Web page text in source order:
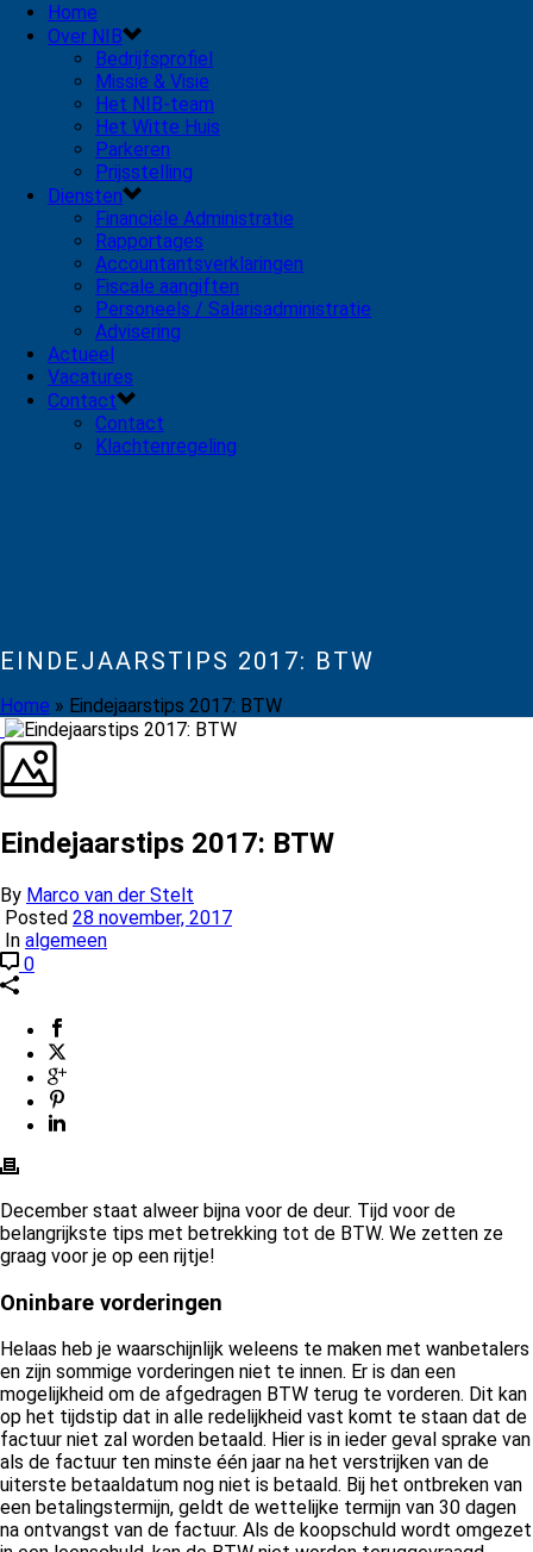
Home
Over NIB
Bedrijfsprofiel
Missie & Visie
Het NIB-team
Het Witte Huis
Parkeren
Prijsstelling
Diensten
Financiële Administratie
Rapportages
Accountantsverklaringen
Fiscale aangiften
Personeels / Salarisadministratie
Advisering
Actueel
Vacatures
Contact
Contact
Klachtenregeling
EINDEJAARSTIPS 2017: BTW
Home » Eindejaarstips 2017: BTW
Eindejaarstips 2017: BTW
By Marco van der Stelt
Posted 28 november, 2017
In algemeen
0
December staat alweer bijna voor de deur. Tijd voor de
belangrijkste tips met betrekking tot de BTW. We zetten ze
graag voor je op een rijtje!
Oninbare vorderingen
Helaas heb je waarschijnlijk weleens te maken met wanbetalers
en zijn sommige vorderingen niet te innen. Er is dan een
mogelijkheid om de afgedragen BTW terug te vorderen. Dit kan
op het tijdstip dat in alle redelijkheid vast komt te staan dat de
factuur niet zal worden betaald. Hier is in ieder geval sprake van
als de factuur ten minste één jaar na het verstrijken van de
uiterste betaaldatum nog niet is betaald. Bij het ontbreken van
een betalingstermijn, geldt de wettelijke termijn van 30 dagen
na ontvangst van de factuur. Als de koopschuld wordt omgezet